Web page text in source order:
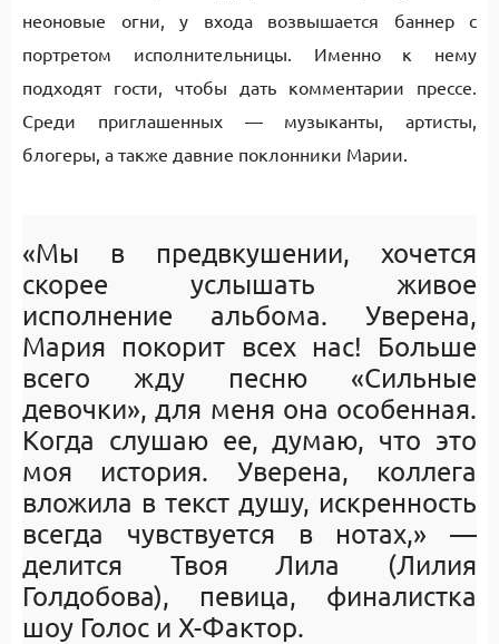
неоновые огни, у входа возвышается баннер с
портретом исполнительницы. Именно к нему
подходят гости, чтобы дать комментарии прессе.
Среди приглашенных — музыканты, артисты,
блогеры, а также давние поклонники Марии.
«Мы в предвкушении, хочется
скорее услышать живое
исполнение альбома. Уверена,
Мария покорит всех нас! Больше
всего жду песню «Сильные
девочки», для меня она особенная.
Когда слушаю ее, думаю, что это
моя история. Уверена, коллега
вложила в текст душу, искренность
всегда чувствуется в нотах,» —
делится Твоя Лила (Лилия
Голдобова), певица, финалистка
шоу Голос и Х-Фактор.